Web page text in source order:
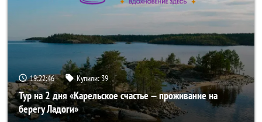
19:22:46 Купили:39
Тур на 2 дня «Карельское счастье — проживание на
берегу Ладоги»